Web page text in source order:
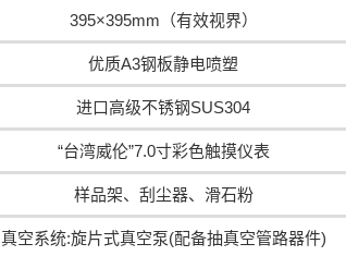
395×395mm（有效视界）
优质A3钢板静电喷塑
进口高级不锈钢SUS304
“台湾威伦”7.0寸彩色触摸仪表
样品架、刮尘器、滑石粉
真空系统:旋片式真空泵(配备抽真空管路器件)